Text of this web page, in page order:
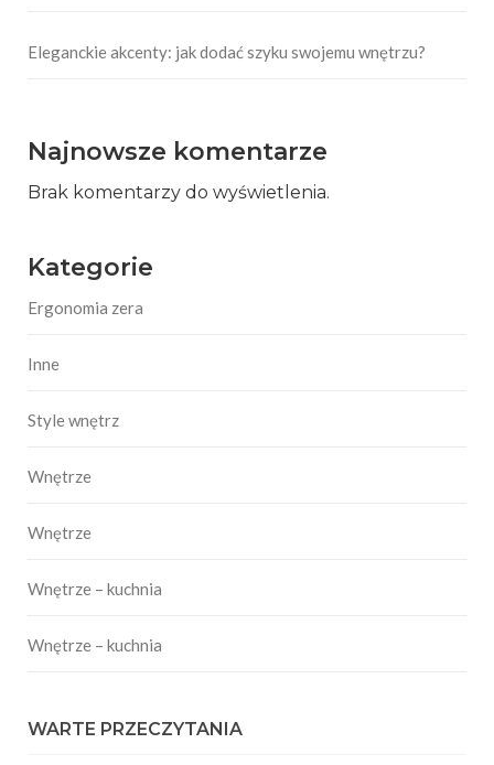
Eleganckie akcenty: jak dodać szyku swojemu wnętrzu?
Najnowsze komentarze
Brak komentarzy do wyświetlenia.
Kategorie
Ergonomia zera
Inne
Style wnętrz
Wnętrze
Wnętrze
Wnętrze – kuchnia
Wnętrze – kuchnia
WARTE PRZECZYTANIA